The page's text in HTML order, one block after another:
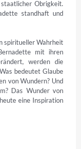
Obrigkeit.
standhaft und
spiritueller Wahrheit
mit ihren
werden die
bedeutet Glaube
von Wundern? Und
Das Wunder von
eine Inspiration